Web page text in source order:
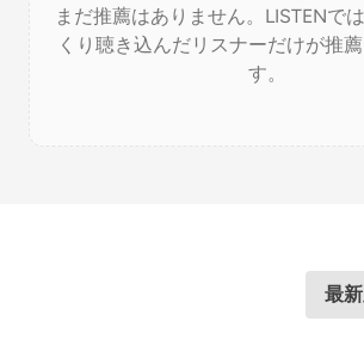
まだ推薦はありません。LISTENで
くり聴き込んだリスナーだけが推
す。
最